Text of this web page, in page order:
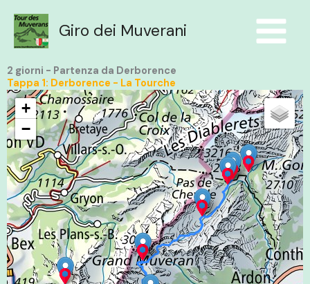
contenu
Giro dei Muverani
2 giorni - Partenza da Derborence
Tappa 1: Derborence - La Tourche
+
−